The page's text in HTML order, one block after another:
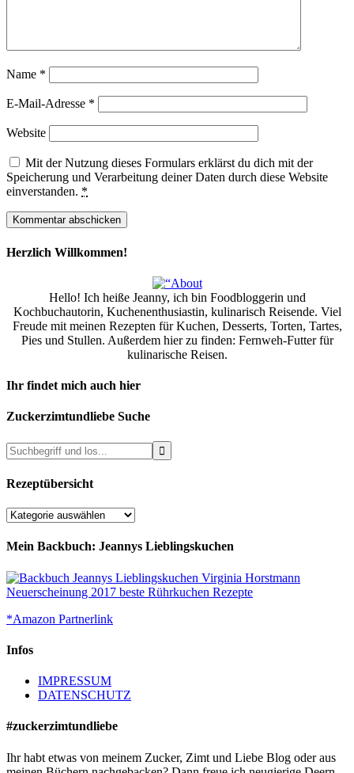
Name *
E-Mail-Adresse *
Website
Mit der Nutzung dieses Formulars erklärst du dich mit der
Speicherung und Verarbeitung deiner Daten durch diese Website
einverstanden. *
Herzlich Willkommen!
Hello! Ich heiße Jeanny, ich bin Foodbloggerin und
Kochbuchautorin, Kuchenenthusiastin, kulinarisch Reisende. Viel
Freude mit meinen Rezepten für Kuchen, Desserts, Torten, Tartes,
Pies und Stullen. Außerdem hier zu finden: Fernweh-Futter für
kulinarische Reisen.
Ihr findet mich auch hier
Zuckerzimtundliebe Suche
Rezeptübersicht
Rezeptübersicht
Mein Backbuch: Jeannys Lieblingskuchen
*Amazon Partnerlink
Infos
IMPRESSUM
DATENSCHUTZ
#zuckerzimtundliebe
Ihr habt etwas von meinem Zucker, Zimt und Liebe Blog oder aus